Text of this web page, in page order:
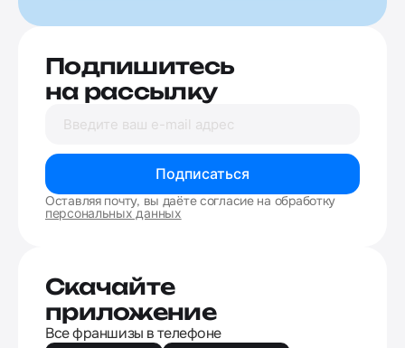
Подпишитесь
на рассылку
Подписаться
Оставляя почту, вы даёте согласие на обработку
персональных данных
Скачайте
приложение
Все франшизы в телефоне